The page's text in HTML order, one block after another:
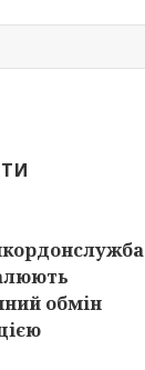
обмін